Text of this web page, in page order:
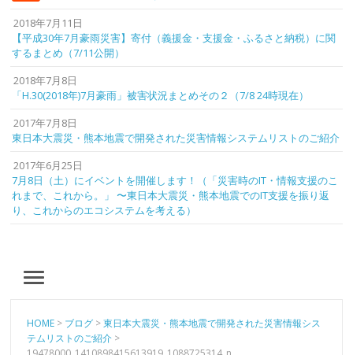
2018年7月11日
【平成30年7月豪雨災害】寄付（義援金・支援金・ふるさと納税）に関
するまとめ（7/11公開）
2018年7月8日
「H.30(2018年)7月豪雨」被害状況まとめその２（7/8 24時現在）
2017年7月8日
東日本大震災・熊本地震で開発された災害情報システムリストのご紹介
2017年6月25日
7月8日（土）にイベントを開催します！（「災害時のIT・情報支援のこ
れまで、これから。」 〜東日本大震災・熊本地震でのIT支援を振り返
り、これからのエコシステムを考える）
MENU
HOME > ブログ >東日本大震災・熊本地震で開発された災害情報シス
テムリストのご紹介 >